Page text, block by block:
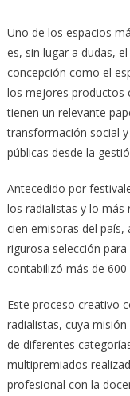
Uno de los espacios
es, sin lugar a dudas,
concepción como el
los mejores productos
tienen un relevante
transformación social
públicas desde la
Antecedido por
los radialistas y lo más
cien emisoras del país,
rigurosa selección
contabilizó más de
Este proceso creativo
radialistas, cuya
de diferentes
multipremiados
profesional con la